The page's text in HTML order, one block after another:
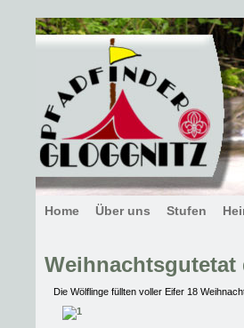
Home Über uns Stufen
Die Wölflinge füllten voller Eifer 18